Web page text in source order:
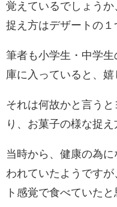
覚えているでしょう
捉え方はデザートの１
筆者も小学生・中学
庫に入っていると、嬉
それは何故かと言う
り、お菓子の様な捉え
当時から、健康の為
われていたようです
ト感覚で食べていたと